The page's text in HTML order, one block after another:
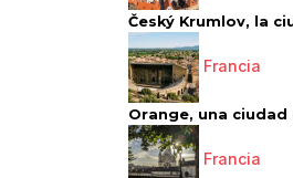
Český Krumlov, la
Francia
Orange, una
Francia